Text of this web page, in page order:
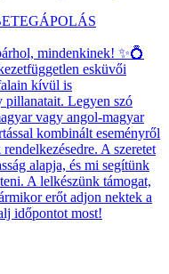
mindenkinek! ✨💍
esküvői
kívül is
pillanatait. Legyen szó
vagy angol-magyar
kombinált eseményről
A szeretet
alapja, és mi segítünk
A lelkészünk támogat,
erőt adjon nektek a
időpontot most!